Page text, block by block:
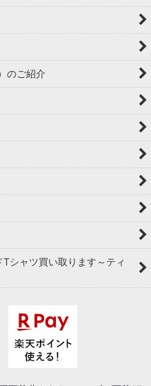
のご紹介
シャツ買い取ります～ティ